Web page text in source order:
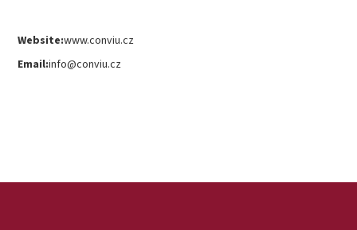
Website:www.conviu.cz
Email:info@conviu.cz